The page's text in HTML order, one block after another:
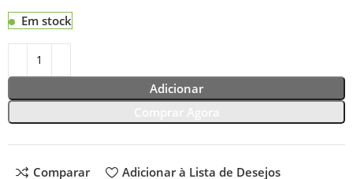
Em stock
Adicionar
Comparar Adicionar à Lista de Desejos